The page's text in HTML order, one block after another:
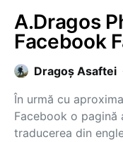
A.Dragos
Facebook
Dragoş Asaftei
În urmă cu
Facebook o pagină
traducerea din